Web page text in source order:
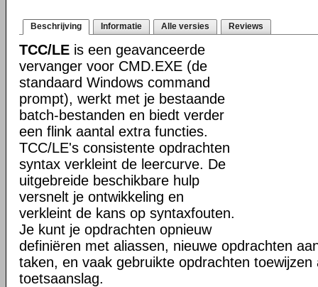
Beschrijving Informatie Alle versies Reviews
TCC/LE is een geavanceerde
vervanger voor CMD.EXE (de
standaard Windows command
prompt), werkt met je bestaande
batch-bestanden en biedt verder
een flink aantal extra functies.
TCC/LE's consistente opdrachten
syntax verkleint de leercurve. De
uitgebreide beschikbare hulp
versnelt je ontwikkeling en
verkleint de kans op syntaxfouten.
Je kunt je opdrachten opnieuw
definiëren met aliassen, nieuwe opdrachten
taken, en vaak gebruikte opdrachten toewijzen
toetsaanslag.